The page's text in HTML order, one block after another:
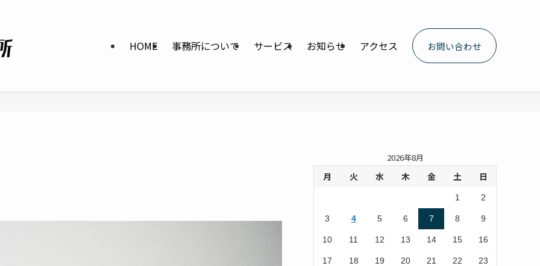
HOME 事務所について サービス お知らせ アクセス お問い合わせ
2026年8月
月 火 水 木 金 土 日
1 2
3 4 5 6 7 8 9
10 11 12 13 14 15 16
17 18 19 20 21 22 23